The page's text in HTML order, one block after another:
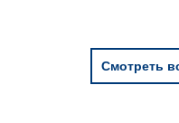
Отделение
Оториноларингология
Смотреть